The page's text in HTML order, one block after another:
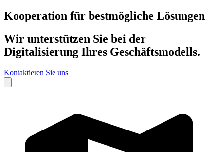
Kooperation für bestmögliche Lösungen
Wir unterstützen Sie bei der
Digitalisierung Ihres Geschäftsmodells.
Kontaktieren Sie uns